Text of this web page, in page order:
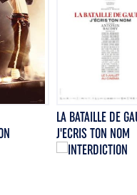
LA BATAILLE DE
J'ECRIS TON NOM